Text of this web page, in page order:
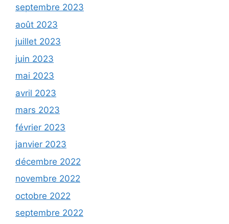
septembre 2023
août 2023
juillet 2023
juin 2023
mai 2023
avril 2023
mars 2023
février 2023
janvier 2023
décembre 2022
novembre 2022
octobre 2022
septembre 2022